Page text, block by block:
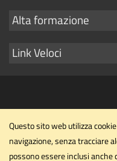
link
Mostra
link
Alta formazione
Mostra
Link Veloci
Dipartimento di
Università
Questo sito web utilizza
navigazione, senza tracciare
possono essere inclusi anche